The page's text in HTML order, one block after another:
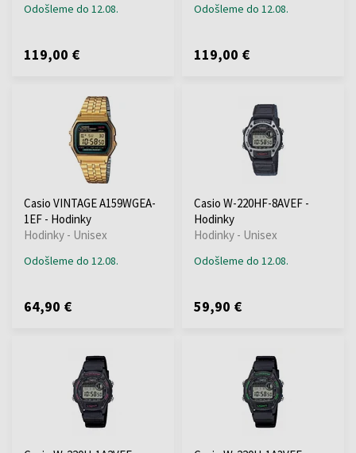
Odošleme do 12.08.
119,00 €
Odošleme do 12.08.
119,00 €
Casio VINTAGE A159WGEA-
1EF - Hodinky
Hodinky - Unisex
Odošleme do 12.08.
64,90 €
Casio W-220HF-8AVEF -
Hodinky
Hodinky - Unisex
Odošleme do 12.08.
59,90 €